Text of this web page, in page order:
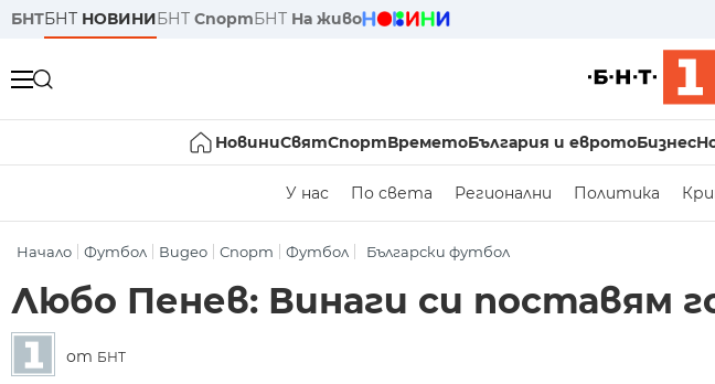
БНТБНТ НОВИНИБНТ СпортБНТ На живо
НовиниСвятСпортВреметоБългария и евротоБизнес
У нас По света Регионални Политика
Начало Футбол Видео Спорт Футбол Български футбол
Любо Пенев: Винаги си поставям
от БНТ